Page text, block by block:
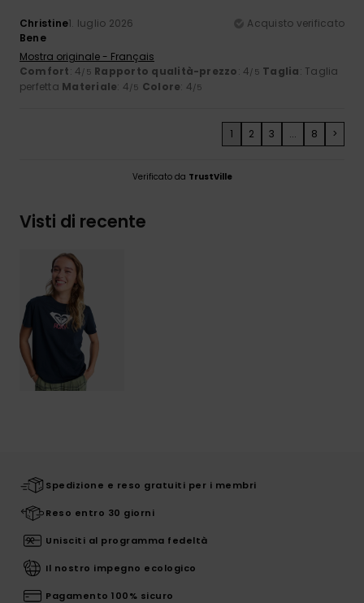
Christine1. luglio 2026
Acquisto verificato
Bene
Mostra originale - Français
Comfort: 4/5 Rapporto qualità-prezzo: 4/5 Taglia: Taglia
perfetta Materiale: 4/5 Colore: 4/5
1 2 3 ... 8 >
Verificato da TrustVille
Visti di recente
Spedizione e reso gratuiti per i membri
Reso entro 30 giorni
Unisciti al programma fedeltà
Il nostro impegno ecologico
Pagamento 100% sicuro